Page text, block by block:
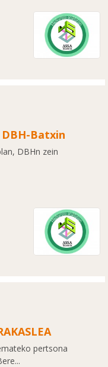
Batxin
DBHn zein
pertsona